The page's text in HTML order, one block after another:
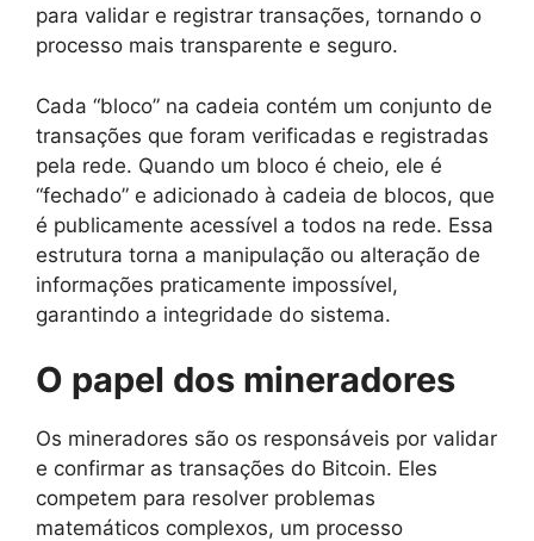
para validar e registrar transações, tornando o
processo mais transparente e seguro.
Cada “bloco” na cadeia contém um conjunto de
transações que foram verificadas e registradas
pela rede. Quando um bloco é cheio, ele é
“fechado” e adicionado à cadeia de blocos, que
é publicamente acessível a todos na rede. Essa
estrutura torna a manipulação ou alteração de
informações praticamente impossível,
garantindo a integridade do sistema.
O papel dos mineradores
Os mineradores são os responsáveis por validar
e confirmar as transações do Bitcoin. Eles
competem para resolver problemas
matemáticos complexos, um processo